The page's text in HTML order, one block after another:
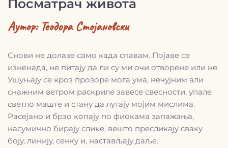
Посматрач живота
Аутор: Теодора Стојановски
Снови не долазе само када спавам. Појаве се
изненада, не питају да ли су ми очи отворене или не.
Ушуњају се кроз прозоре мога ума, нечујним али
снажним ветром раскриле завесе свесности, упале
светло маште и стану да лутају мојим мислима.
Расејано и брзо копају по фиокама запажања,
насумично бирају слике, вешто пресликају сваку
боју, линију, сенку и, настављају даље.